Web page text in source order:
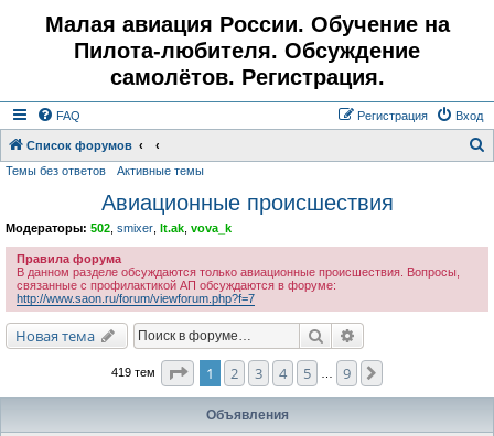
Малая авиация России. Обучение на
Пилота-любителя. Обсуждение
самолётов. Регистрация.
FAQ Вход
Регистрация
Список форумов
к
Темы без ответов Активные темы
Авиационные происшествия
Модераторы: 502 smixer lt.ak vova_k
Правила форума
В данном разделе обсуждаются только авиационные происшествия. Вопросы,
связанные с профилактикой АП обсуждаются в форуме:
http://www.saon.ru/forum/viewforum.php?f=7
Новая тема Поиск
419 тем Страница1 из
1 2 3 4 5 9
Объявления